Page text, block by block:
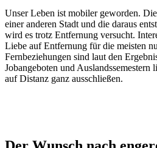
Unser Leben ist mobiler geworden.
einer anderen Stadt und die daraus
wird es trotz Entfernung versucht.
Liebe auf Entfernung für die meisten
Fernbeziehungen sind laut den
Jobangeboten und
auf Distanz ganz ausschließen.